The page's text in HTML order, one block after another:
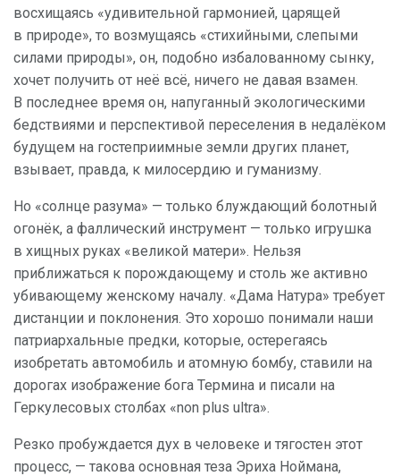
восхищаясь «удивительной гармонией, царящей
в природе», то возмущаясь «стихийными, слепыми
силами природы», он, подобно избалованному сынку,
хочет получить от неё всё, ничего не давая взамен.
В последнее время он, напуганный экологическими
бедствиями и перспективой переселения в недалёком
будущем на гостеприимные земли других планет,
взывает, правда, к милосердию и гуманизму.
Но «солнце разума» — только блуждающий болотный
огонёк, а фаллический инструмент — только игрушка
в хищных руках «великой матери». Нельзя
приближаться к порождающему и столь же активно
убивающему женскому началу. «Дама Натура» требует
дистанции и поклонения. Это хорошо понимали наши
патриархальные предки, которые, остерегаясь
изобретать автомобиль и атомную бомбу, ставили на
дорогах изображение бога Термина и писали на
Геркулесовых столбах «non plus ultra».
Резко пробуждается дух в человеке и тягостен этот
процесс, — такова основная теза Эриха Ноймана,